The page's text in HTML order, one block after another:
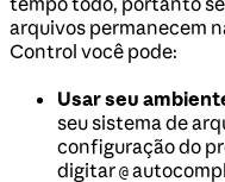
arquivos permanecem
Control você pode:
Usar seu
seu sistema de
configuração do
digitar @